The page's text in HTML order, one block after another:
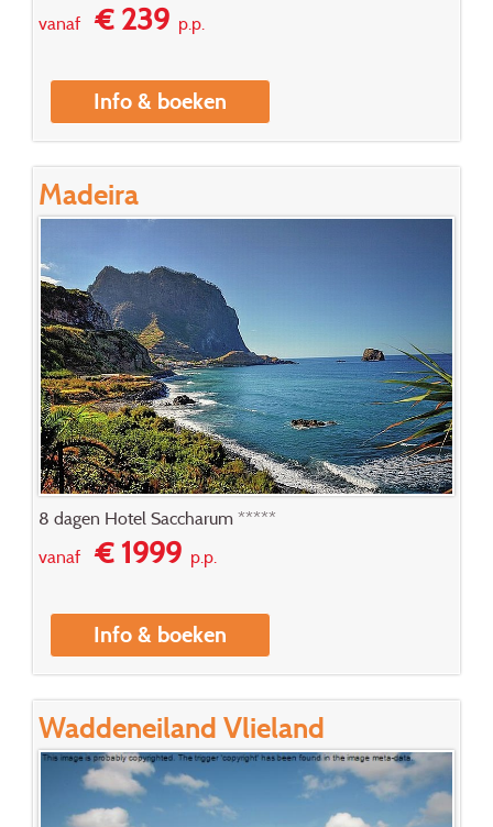
vanaf€ 239p.p.
Info & boeken
Madeira
8 dagen Hotel Saccharum *****
vanaf€ 1999p.p.
Info & boeken
Waddeneiland Vlieland